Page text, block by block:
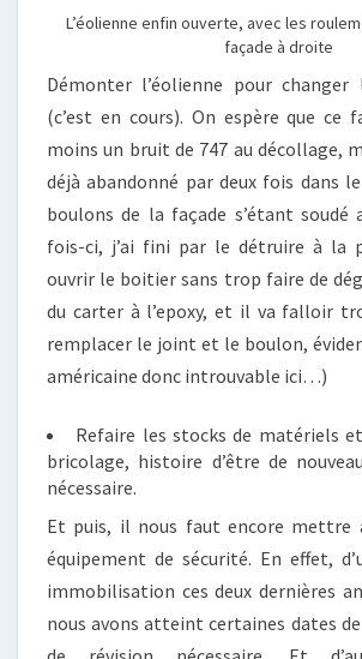
L’éolienne enfin ouverte, avec les
façade à droite
Démonter l’éolienne pour changer
(c’est en cours). On espère que ce
moins un bruit de 747 au décollage,
déjà abandonné par deux fois dans le
boulons de la façade s’étant soudé
fois-ci, j’ai fini par le détruire à la
ouvrir le boitier sans trop faire de
du carter à l’epoxy, et il va falloir
remplacer le joint et le boulon,
américaine donc introuvable ici…)
Refaire les stocks de matériels
bricolage, histoire d’être de
nécessaire.
Et puis, il nous faut encore mettre
équipement de sécurité. En effet,
immobilisation ces deux dernières
nous avons atteint certaines dates